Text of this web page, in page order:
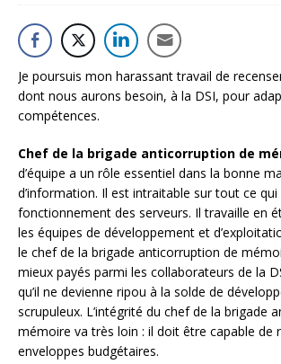
Je poursuis mon harassant travail de
dont nous aurons besoin, à la DSI, pour
compétences.
Chef de la brigade anticorruption de
d’équipe a un rôle essentiel dans la bonne
d’information. Il est intraitable sur tout ce
fonctionnement des serveurs. Il travaille en
les équipes de développement et
le chef de la brigade anticorruption de
mieux payés parmi les collaborateurs de la
qu’il ne devienne ripou à la solde de
scrupuleux. L’intégrité du chef de la brigade
mémoire va très loin : il doit être capable de
enveloppes budgétaires.